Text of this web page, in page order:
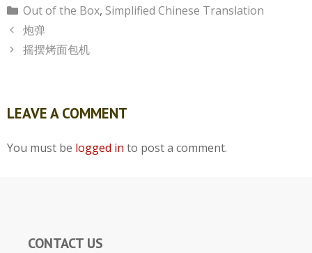
Categories
Out of the Box, Simplified Chinese Translation
炮弹
摇摆烤面包机
LEAVE A COMMENT
You must be logged in to post a comment.
CONTACT US